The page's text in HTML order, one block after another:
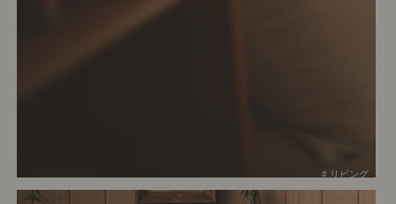
# リビング